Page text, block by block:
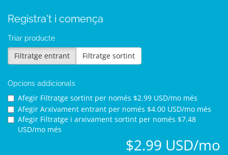
Registra't i comença
Triar producte
Filtratge entrant Filtratge sortint
Opcions addicionals
Afegir Filtratge sortint per només $2.99 USD/mo més
Afegir Arxivament entrant per només $4.00 USD/mo més
Afegir Filtratge i arxivament sortint per només $7.48
USD/mo més
$2.99 USD/mo